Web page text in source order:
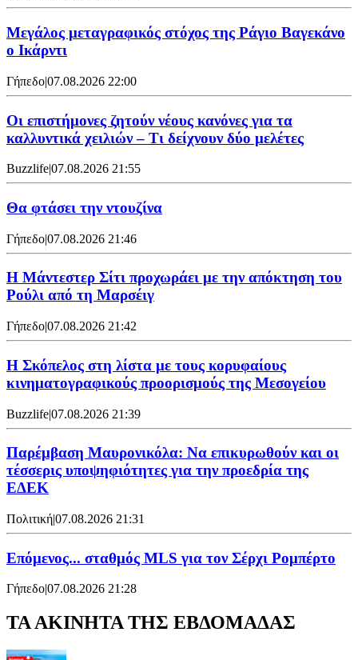
Μεγάλος μεταγραφικός στόχος της Ράγιο Βαγεκάνο
ο Ικάρντι
Γήπεδο|07.08.2026 22:00
Οι επιστήμονες ζητούν νέους κανόνες για τα
καλλυντικά χειλιών – Τι δείχνουν δύο μελέτες
Buzzlife|07.08.2026 21:55
Θα φτάσει την ντουζίνα
Γήπεδο|07.08.2026 21:46
Η Μάντεστερ Σίτι προχωράει με την απόκτηση του
Ρούλι από τη Μαρσέιγ
Γήπεδο|07.08.2026 21:42
Η Σκόπελος στη λίστα με τους κορυφαίους
κινηματογραφικούς προορισμούς της Μεσογείου
Buzzlife|07.08.2026 21:39
Παρέμβαση Μαυρονικόλα: Να επικυρωθούν και οι
τέσσερις υποψηφιότητες για την προεδρία της
ΕΔΕΚ
Πολιτική|07.08.2026 21:31
Επόμενος... σταθμός MLS για τον Σέρχι Ρομπέρτο
Γήπεδο|07.08.2026 21:28
ΤΑ ΑΚΙΝΗΤΑ ΤΗΣ ΕΒΔΟΜΑΔΑΣ